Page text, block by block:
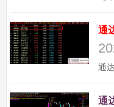
通
通